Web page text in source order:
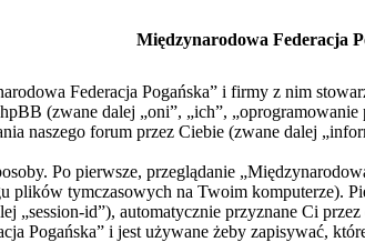
Międzynarodowa Federacja
Federacja Pogańska” i firmy z nim
(zwane dalej „oni”, „ich”,
naszego forum przez Ciebie (zwane dalej
Po pierwsze, przeglądanie
plików tymczasowych na Twoim komputerze).
„session-id”), automatycznie przyznane Ci
Pogańska” i jest używane żeby zapisywać,